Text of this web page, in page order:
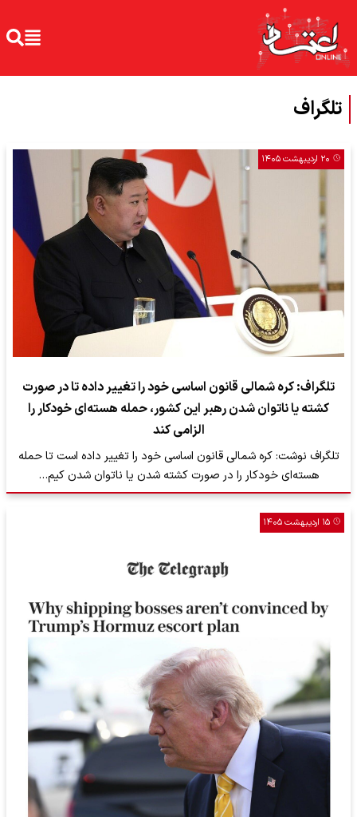
تلگراف
۲۰ اردیبهشت ۱۴۰۵
تلگراف: کره شمالی قانون اساسی خود را تغییر داده تا در صورت
کشته یا ناتوان شدن رهبر این کشور، حمله هسته‌ای خودکار را
الزامی کند
تلگراف نوشت: کره شمالی قانون اساسی خود را تغییر داده است تا حمله
هسته‌ای خودکار را در صورت کشته شدن یا ناتوان شدن کیم…
۱۵ اردیبهشت ۱۴۰۵